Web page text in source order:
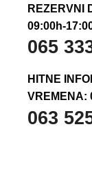
REZERVNI
09:00h-
065
HITNE
VREMENA:
063